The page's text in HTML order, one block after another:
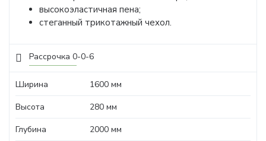
Рассрочка 0-0-6
высокоэластичная пена;
стеганный трикотажный чехол.
Ширина
1600 мм
Высота
280 мм
Глубина
2000 мм